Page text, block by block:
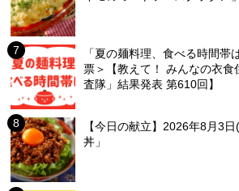
「夏の麺料理、食べる時間帯
票＞【教えて！ みんなの衣食
査隊」結果発表 第610回】
【今日の献立】2026年8月3
丼」